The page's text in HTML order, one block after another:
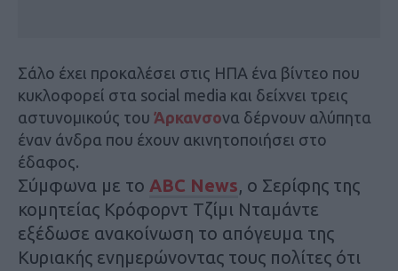
Σάλο έχει προκαλέσει στις ΗΠΑ ένα βίντεο που
κυκλοφορεί στα social media και δείχνει τρεις
αστυνομικούς του Άρκανσονα δέρνουν αλύπητα
έναν άνδρα που έχουν ακινητοποιήσει στο
έδαφος.
Σύμφωνα με το ABC News, o Σερίφης της
κομητείας Κρόφορντ Τζίμι Νταμάντε
εξέδωσε ανακοίνωση το απόγευμα της
Κυριακής ενημερώνοντας τους πολίτες ότι